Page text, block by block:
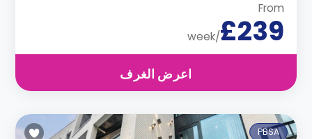
From
£239
/week
اعرض الغرف
PBSA